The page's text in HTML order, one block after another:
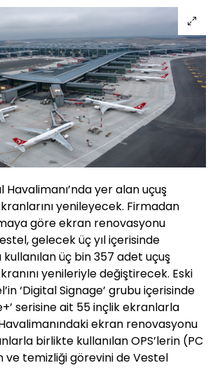
yer alan uçuş
yenileyecek. Firmadan
göre ekran renovasyonu
gelecek üç yıl içerisinde
üç bin 357 adet uçuş
yenileriyle değiştirecek. Eski
‘Digital Signage’ grubu içerisinde
serisine ait 55 inçlik ekranlarla
ekran renovasyonu
birlikte kullanılan OPS’lerin (PC
ve temizliği görevini de Vestel